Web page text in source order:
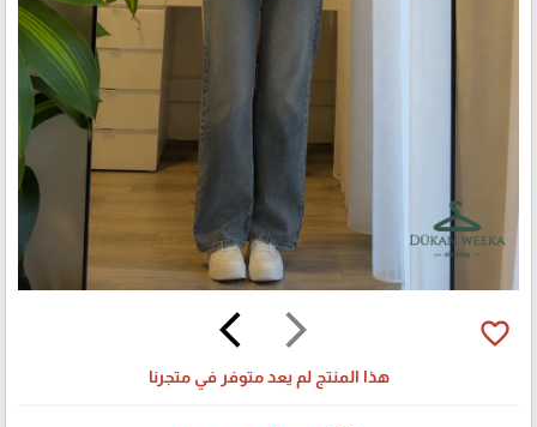
arrow_forward_ios
arrow_back_ios favorite_border
هذا المنتج لم يعد متوفر في متجرنا